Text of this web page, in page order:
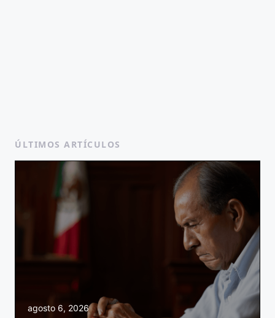
ÚLTIMOS ARTÍCULOS
agosto 6, 2026